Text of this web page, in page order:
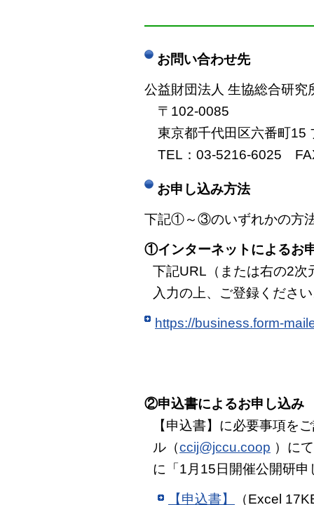
お問い合わせ先
公益財団法人 生協総合研
〒102-0085
東京都千代田区六番町15
TEL：03-5216-6025
お申し込み方法
下記①～③のいずれかの方
①インターネットによるお
下記URL（または右の2次
入力の上、ご登録くださ
https://business.form-
②申込書によるお申し込み
【申込書】に必要事項を
ル（ccij@jccu.coop ）に
に「1月15日開催公開研
【申込書】
（Excel